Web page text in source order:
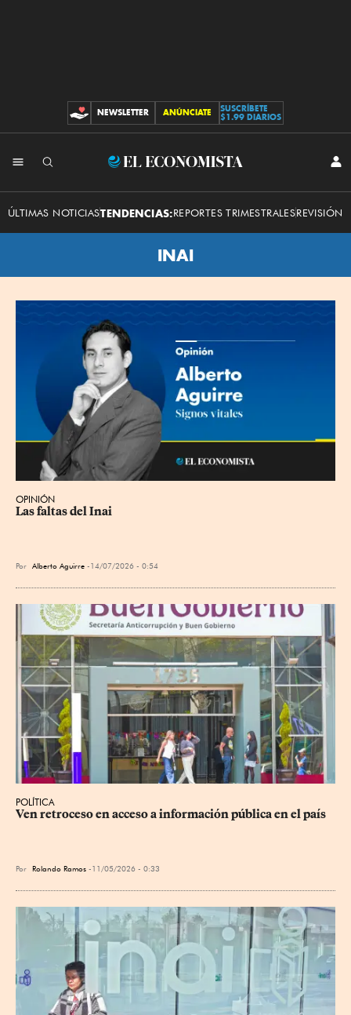
CONTRIBUCIONES
NEWSLETTER ANÚNCIATE
SUSCRÍBETE
$1.99 DIARIOS
El
Economista
ÚLTIMAS NOTICIASTENDENCIAS:REPORTES TRIMESTRALESREVISIÓN
INAI
OPINIÓN
Las faltas del Inai
Por Alberto Aguirre 14/07/2026 - 0:54
POLÍTICA
Ven retroceso en acceso a información pública en el país
Por Rolando Ramos 11/05/2026 - 0:33